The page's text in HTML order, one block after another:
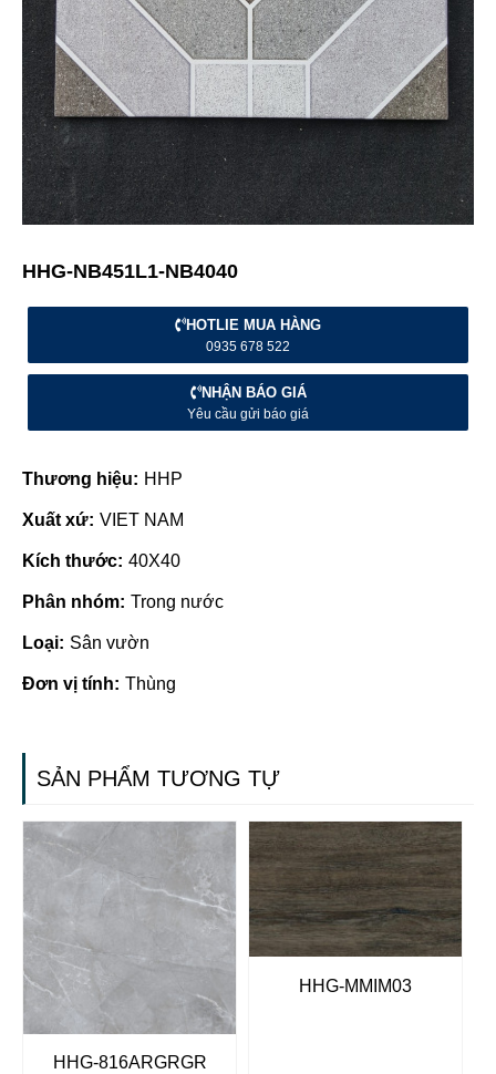
HHG-NB451L1-NB4040
HOTLIE MUA HÀNG
0935 678 522
NHẬN BÁO GIÁ
Yêu cầu gửi báo giá
Thương hiệu: HHP
Xuất xứ: VIET NAM
Kích thước: 40X40
Phân nhóm: Trong nước
Loại: Sân vườn
Đơn vị tính: Thùng
SẢN PHẨM TƯƠNG TỰ
HHG-816ARGRGR
HHG-MMIM03